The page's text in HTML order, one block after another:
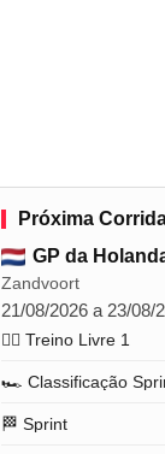
Próxima
GP da
Zandvoort
21/08/2026 a 23/08/
🏋️‍♂️ Treino Livre 1
🏎️ Classificação
🏁 Sprint